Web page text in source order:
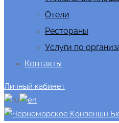
Отели
Рестораны
Услуги по
Контакты
Личный кабинет